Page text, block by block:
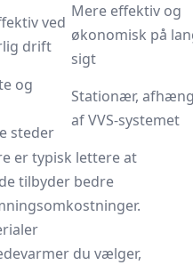
ved
drift
Mere effektiv og
økonomisk på
sigt
og
steder
Stationær,
af VVS-systemet
er typisk lettere at
tilbyder bedre
du vælger,